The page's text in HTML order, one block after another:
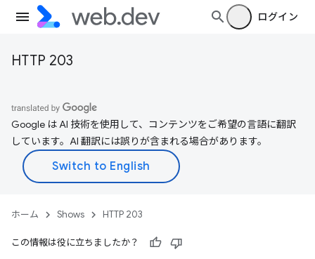
ログイン
HTTP 203
Google は AI 技術を使用して、コンテンツをご希望の言語に翻訳
しています。AI 翻訳には誤りが含まれる場合があります。
ホーム Shows HTTP 203
この情報は役に立ちましたか？